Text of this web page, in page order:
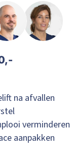
na afvallen
verminderen
aanpakken